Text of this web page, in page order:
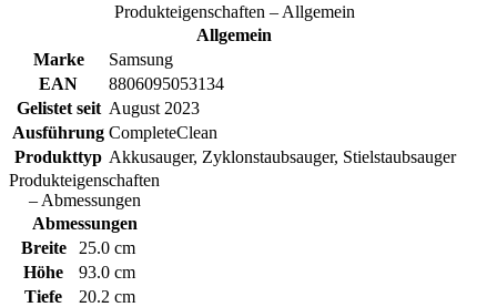
Produkteigenschaften – Allgemein
Allgemein
Marke
Samsung
EAN
8806095053134
Gelistet seit August 2023
Ausführung CompleteClean
Produkttyp Akkusauger, Zyklonstaubsauger, Stielstaubsauger
Produkteigenschaften
– Abmessungen
Abmessungen
Breite
25.0 cm
Höhe
93.0 cm
Tiefe
20.2 cm